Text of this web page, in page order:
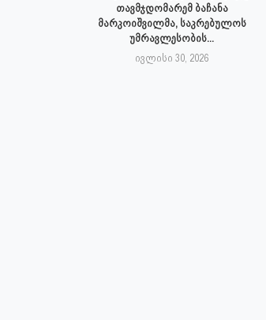
თავმჯდომარემ ბაჩანა
მარკოიშვილმა, საკრებულოს
უმრავლესობის...
ივლისი 30, 2026